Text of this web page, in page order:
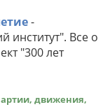
-
институт". Все о
"300 лет
движения,